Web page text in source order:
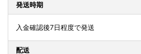
発送時期
入金確認後7日程度で発送
配送